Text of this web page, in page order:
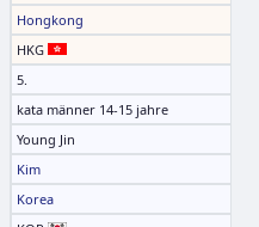
Hongkong
HKG
5.
kata männer 14-15 jahre
Young Jin
Kim
Korea